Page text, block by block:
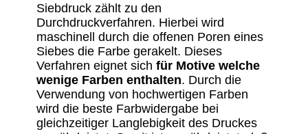
Siebdruck zählt zu den
Durchdruckverfahren. Hierbei wird
maschinell durch die offenen Poren eines
Siebes die Farbe gerakelt. Dieses
Verfahren eignet sich für Motive welche
wenige Farben enthalten. Durch die
Verwendung von hochwertigen Farben
wird die beste Farbwidergabe bei
gleichzeitiger Langlebigkeit des Druckes